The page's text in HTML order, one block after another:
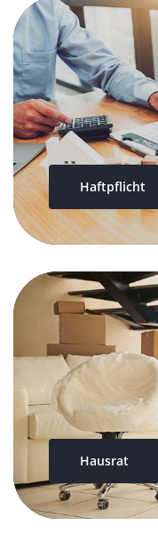
Haftpflicht
Hausrat